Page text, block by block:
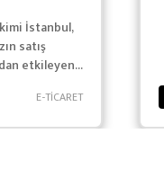
İstanbul,
satış
etkileyen
gelir.
E-TİCARET